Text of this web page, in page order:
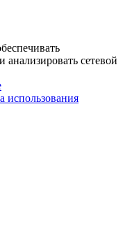
сетевой
использования